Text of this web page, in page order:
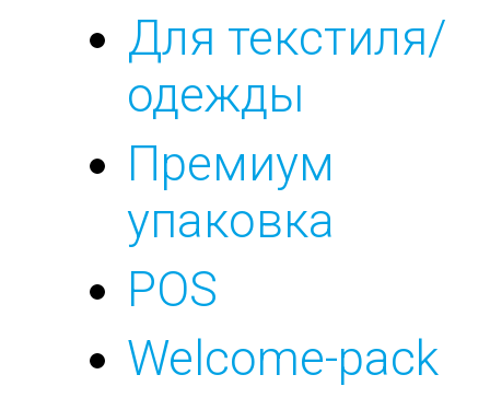
Для текстиля/
одежды
Премиум
упаковка
POS
Welcome-pack